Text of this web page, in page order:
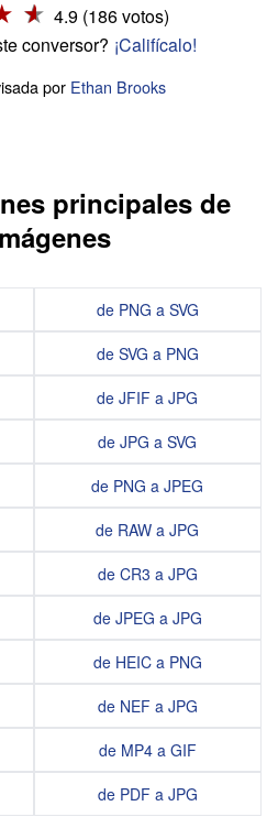
4.9 (186 votos)
conversor? ¡Califícalo!
por Ethan Brooks
principales de
de PNG a SVG
de SVG a PNG
de JFIF a JPG
de JPG a SVG
de PNG a JPEG
de RAW a JPG
de CR3 a JPG
de JPEG a JPG
de HEIC a PNG
de NEF a JPG
de MP4 a GIF
de PDF a JPG